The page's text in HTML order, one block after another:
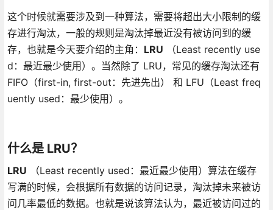
这个时候就需要涉及到一种算法，需要将超出大小限制的缓
存进行淘汰，一般的规则是淘汰掉最近没有被访问到的缓
存，也就是今天要介绍的主角： LRU （Least recently use
d：最近最少使用）。当然除了 LRU，常见的缓存淘汰还有
FIFO（first-in, first-out：先进先出） 和 LFU（Least freq
uently used：最少使用）。
什么是 LRU？
LRU （Least recently used：最近最少使用）算法在缓存
写满的时候，会根据所有数据的访问记录，淘汰掉未来被访
问几率最低的数据。也就是说该算法认为，最近被访问过的